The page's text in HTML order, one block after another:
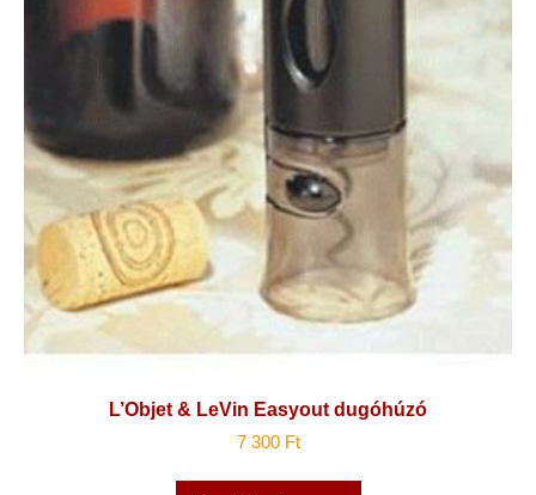
L’Objet & LeVin Easyout dugóhúzó
7 300 Ft